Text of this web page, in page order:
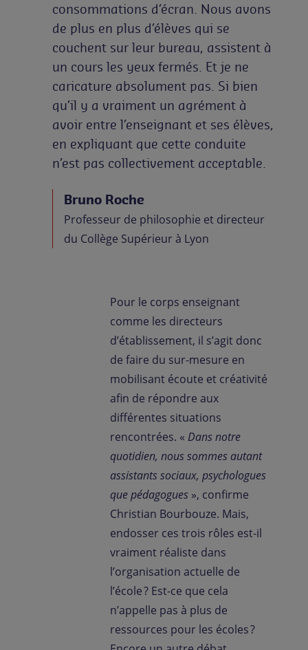
consommations d’écran. Nous avons
de plus en plus d’élèves qui se
couchent sur leur bureau, assistent à
un cours les yeux fermés. Et je ne
caricature absolument pas. Si bien
qu’il y a vraiment un agrément à
avoir entre l’enseignant et ses élèves,
en expliquant que cette conduite
n’est pas collectivement acceptable.
Bruno Roche
Professeur de philosophie et directeur
du Collège Supérieur à Lyon
Pour le corps enseignant
comme les directeurs
d’établissement, il s’agit donc
de faire du sur-mesure en
mobilisant écoute et créativité
afin de répondre aux
différentes situations
rencontrées. « Dans notre
quotidien, nous sommes autant
assistants sociaux, psychologues
que pédagogues », confirme
Christian Bourbouze. Mais,
endosser ces trois rôles est-il
vraiment réaliste dans
l’organisation actuelle de
l’école ? Est-ce que cela
n’appelle pas à plus de
ressources pour les écoles ?